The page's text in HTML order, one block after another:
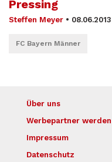
Pressing
Steffen Meyer • 08.06.2013
FC Bayern Männer
Über uns
Werbepartner werden
Impressum
Datenschutz